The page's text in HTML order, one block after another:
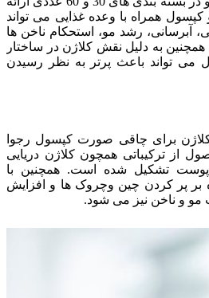
همراه با وعده غذایی می تواند
آبرسانی، رشد مو، استحکام ناخن ها
به دلیل نقش کلاژن در ساختار
تواند باعث پرتر به نظر رسیدن
برای چاقی صورت کپسول رجوا
از ترکیباتی همچون کلاژن دریایی
پوست تشکیل شده است. همچنین با
بر پر کردن چین وچروک ها و افزایش
و ناخن نیز می شود.